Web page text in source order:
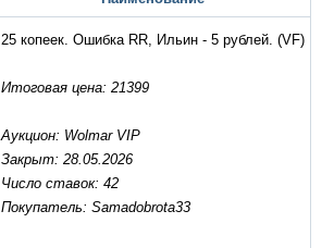
25 копеек. Ошибка RR, Ильин - 5 рублей. (VF)
Итоговая цена: 21399
Аукцион: Wolmar VIP
Закрыт: 28.05.2026
Число ставок: 42
Покупатель: Samadobrota33